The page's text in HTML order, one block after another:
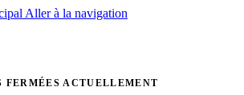
Aller à la navigation
FERMÉES ACTUELLEMENT